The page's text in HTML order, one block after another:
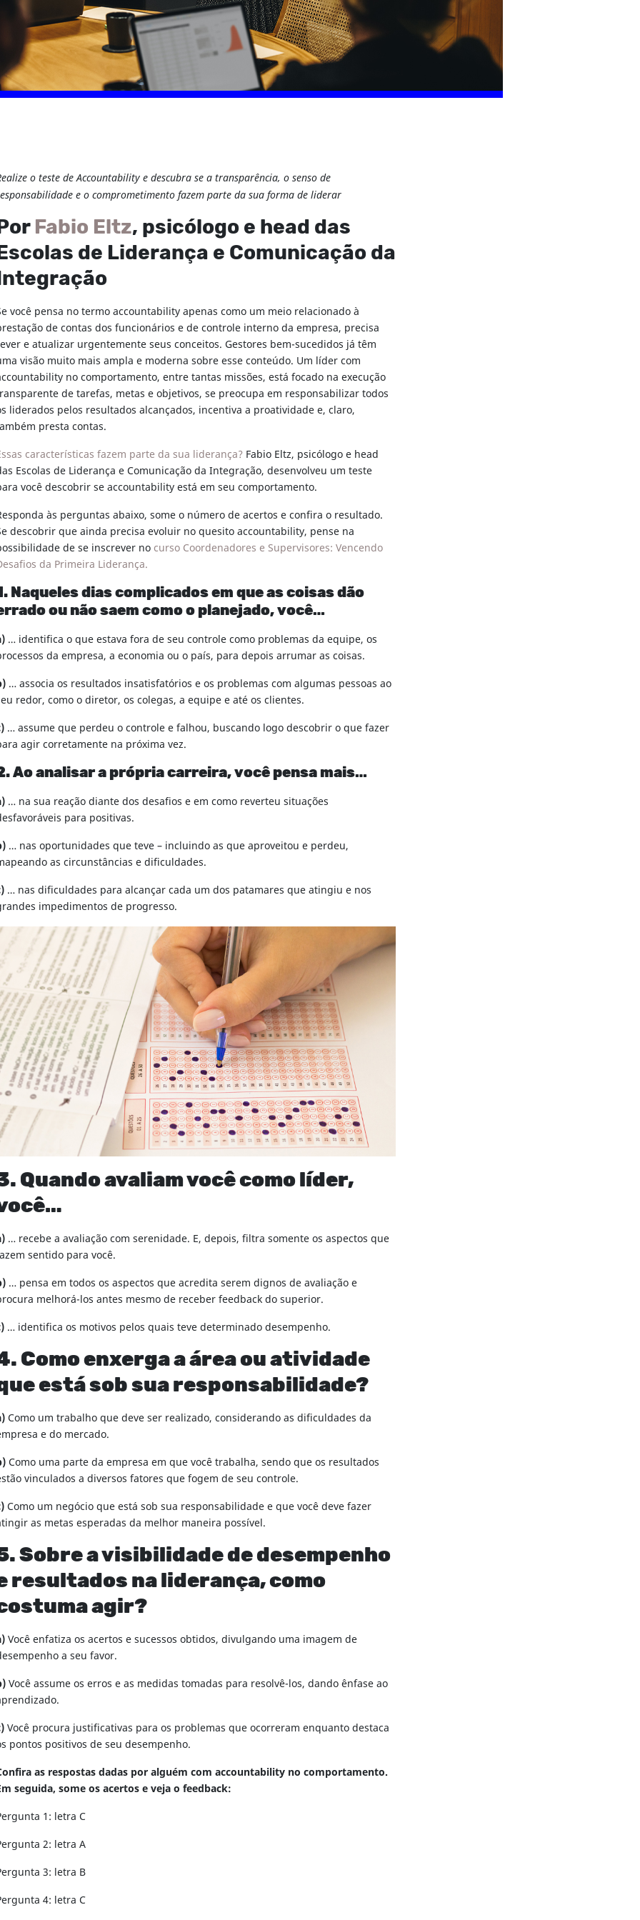
o teste de Accountability e descubra se a transparência, o senso de
e o comprometimento fazem parte da sua forma de liderar
Fabio Eltz, psicólogo e head das
de Liderança e Comunicação da
você pensa no termo accountability apenas como um meio relacionado à
de contas dos funcionários e de controle interno da empresa, precisa
e atualizar urgentemente seus conceitos. Gestores bem-sucedidos já têm
visão muito mais ampla e moderna sobre esse conteúdo. Um líder com
no comportamento, entre tantas missões, está focado na execução
de tarefas, metas e objetivos, se preocupa em responsabilizar todos
liderados pelos resultados alcançados, incentiva a proatividade e, claro,
presta contas.
características fazem parte da sua liderança? Fabio Eltz, psicólogo e head
Escolas de Liderança e Comunicação da Integração, desenvolveu um teste
você descobrir se accountability está em seu comportamento.
às perguntas abaixo, some o número de acertos e confira o resultado.
descobrir que ainda precisa evoluir no quesito accountability, pense na
de se inscrever no curso Coordenadores e Supervisores: Vencendo
da Primeira Liderança.
Naqueles dias complicados em que as coisas dão
ou não saem como o planejado, você…
… identifica o que estava fora de seu controle como problemas da equipe, os
da empresa, a economia ou o país, para depois arrumar as coisas.
… associa os resultados insatisfatórios e os problemas com algumas pessoas ao
redor, como o diretor, os colegas, a equipe e até os clientes.
… assume que perdeu o controle e falhou, buscando logo descobrir o que fazer
agir corretamente na próxima vez.
Ao analisar a própria carreira, você pensa mais…
… na sua reação diante dos desafios e em como reverteu situações
para positivas.
… nas oportunidades que teve – incluindo as que aproveitou e perdeu,
as circunstâncias e dificuldades.
… nas dificuldades para alcançar cada um dos patamares que atingiu e nos
impedimentos de progresso.
Quando avaliam você como líder,
… recebe a avaliação com serenidade. E, depois, filtra somente os aspectos que
sentido para você.
… pensa em todos os aspectos que acredita serem dignos de avaliação e
melhorá-los antes mesmo de receber feedback do superior.
… identifica os motivos pelos quais teve determinado desempenho.
Como enxerga a área ou atividade
está sob sua responsabilidade?
Como um trabalho que deve ser realizado, considerando as dificuldades da
e do mercado.
Como uma parte da empresa em que você trabalha, sendo que os resultados
vinculados a diversos fatores que fogem de seu controle.
Como um negócio que está sob sua responsabilidade e que você deve fazer
as metas esperadas da melhor maneira possível.
Sobre a visibilidade de desempenho
resultados na liderança, como
agir?
Você enfatiza os acertos e sucessos obtidos, divulgando uma imagem de
a seu favor.
Você assume os erros e as medidas tomadas para resolvê-los, dando ênfase ao
Você procura justificativas para os problemas que ocorreram enquanto destaca
pontos positivos de seu desempenho.
as respostas dadas por alguém com accountability no comportamento.
seguida, some os acertos e veja o feedback:
1: letra C
2: letra A
3: letra B
4: letra C